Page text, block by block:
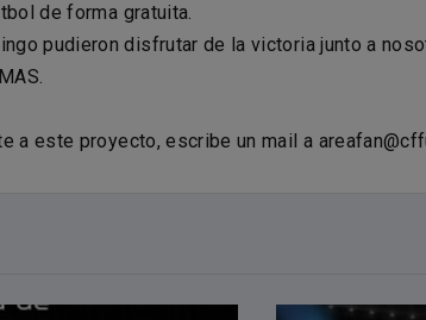
de forma gratuita.
pudieron disfrutar de la victoria junto a
a este proyecto, escribe un mail a